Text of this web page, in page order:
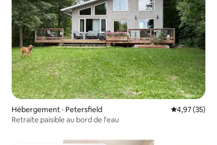
Hébergement ⋅ Petersfield Évaluation
4,97 (35)
Retraite paisible au bord de l'eau